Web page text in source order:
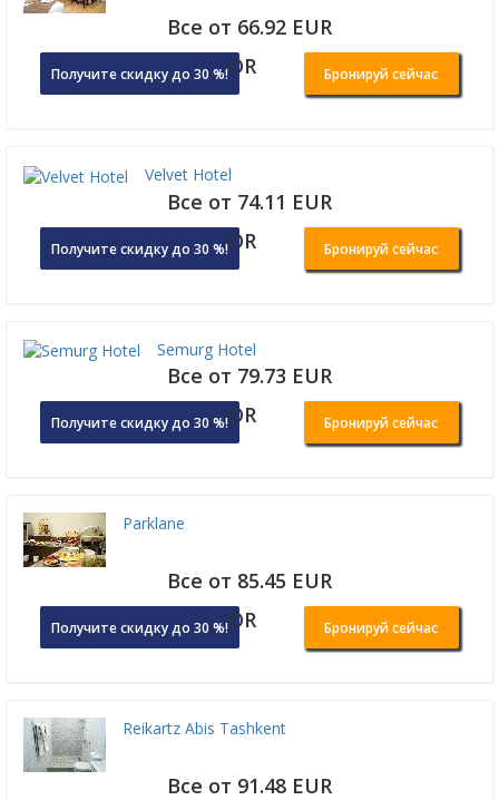
Все от 66.92 EUR
Получите скидку до 30 %!OR Бронируй сейчас
Velvet Hotel
Все от 74.11 EUR
Получите скидку до 30 %!OR Бронируй сейчас
Semurg Hotel
Все от 79.73 EUR
Получите скидку до 30 %!OR Бронируй сейчас
Parklane
Все от 85.45 EUR
Получите скидку до 30 %!OR Бронируй сейчас
Reikartz Abis Tashkent
Все от 91.48 EUR